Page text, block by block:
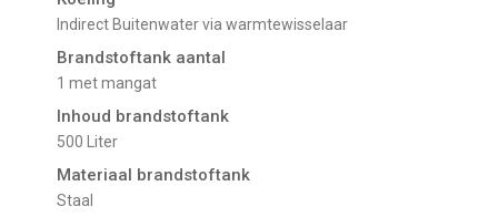
indirect Buitenwater via warmtewisselaar
Brandstoftank aantal
1 met mangat
Inhoud brandstoftank
500 Liter
Materiaal brandstoftank
Staal